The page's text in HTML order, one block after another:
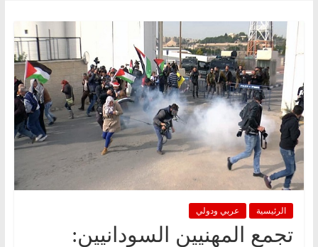
الرئيسية عربي ودولي
تجمع المهنيين السودانيين: